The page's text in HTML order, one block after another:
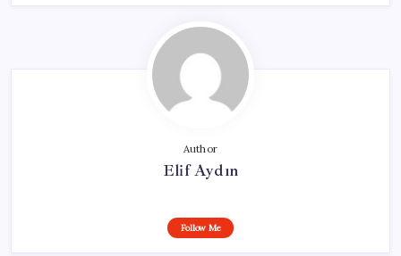
Author
Elif Aydın
Follow Me